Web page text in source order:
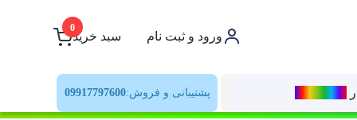
ورود و ثبت نام سبد خرید
0
پشتیبانی و فروش:09917797600